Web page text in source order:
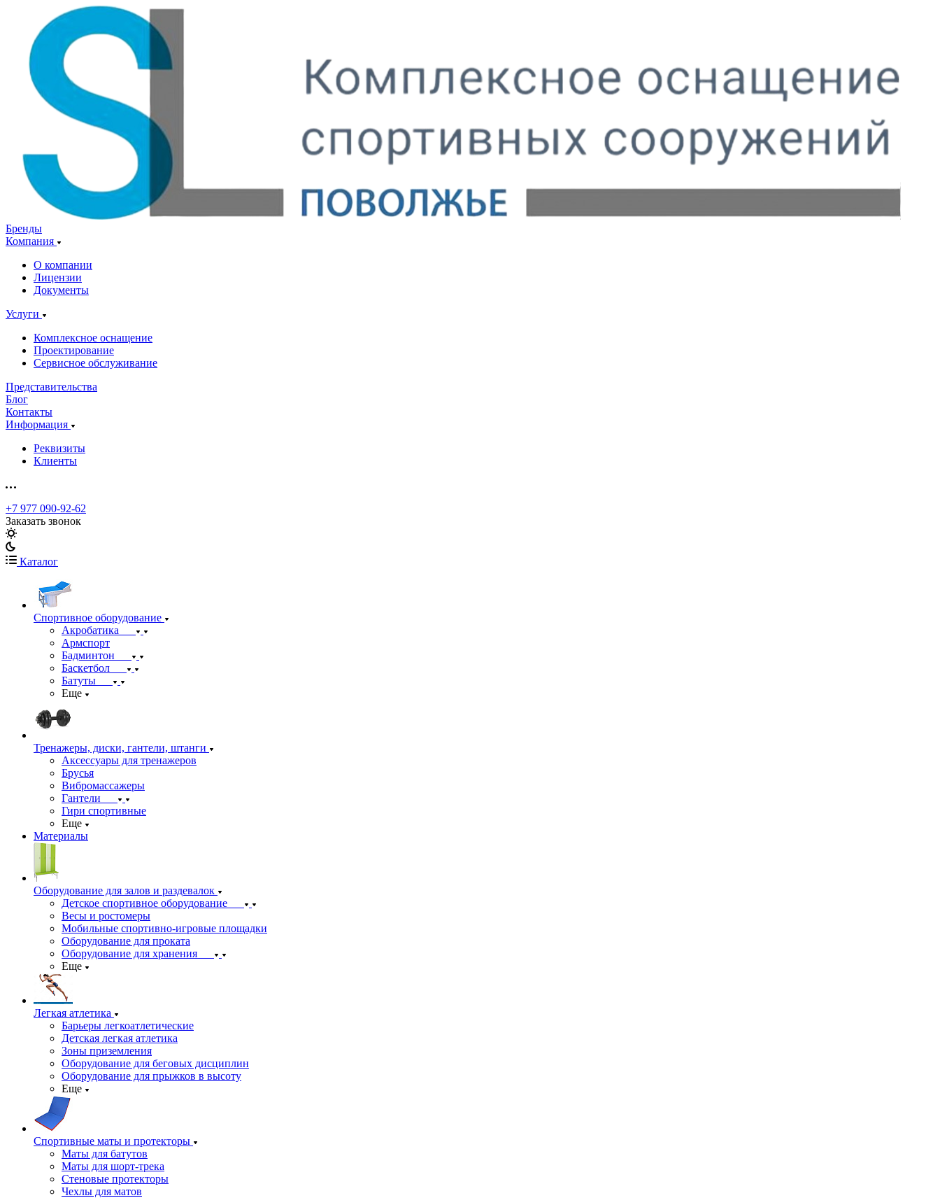
Бренды
Компания
О компании
Лицензии
Документы
Услуги
Комплексное оснащение
Проектирование
Сервисное обслуживание
Представительства
Блог
Контакты
Информация
Реквизиты
Клиенты
+7 977 090-92-62
Заказать звонок
Каталог
Спортивное оборудование
Акробатика
Армспорт
Бадминтон
Баскетбол
Батуты
Еще
Тренажеры, диски, гантели, штанги
Аксессуары для тренажеров
Брусья
Вибромассажеры
Гантели
Гири спортивные
Еще
Материалы
Оборудование для залов и раздевалок
Детское спортивное оборудование
Весы и ростомеры
Мобильные спортивно-игровые площадки
Оборудование для проката
Оборудование для хранения
Еще
Легкая атлетика
Барьеры легкоатлетические
Детская легкая атлетика
Зоны приземления
Оборудование для беговых дисциплин
Оборудование для прыжков в высоту
Еще
Спортивные маты и протекторы
Маты для батутов
Маты для шорт-трека
Стеновые протекторы
Чехлы для матов